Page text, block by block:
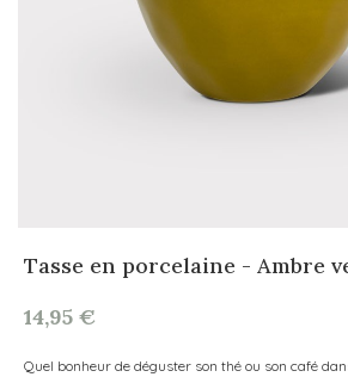
Tasse en porcelaine - Ambre
14,95 €
Quel bonheur de déguster son thé ou son café